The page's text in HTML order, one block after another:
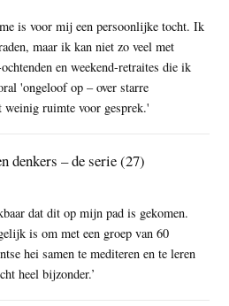
is voor mij een persoonlijke tocht. Ik
maar ik kan niet zo veel met
en weekend-retraites die ik
'ongeloof op – over starre
weinig ruimte voor gesprek.'
denkers – de serie (27)
dat dit op mijn pad is gekomen.
is om met een groep van 60
hei samen te mediteren en te leren
heel bijzonder.’